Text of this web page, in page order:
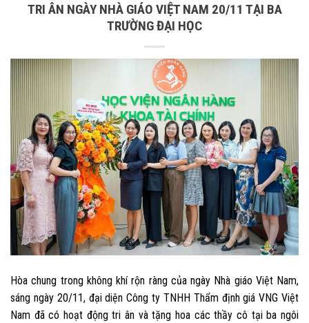
TRI ÂN NGÀY NHÀ GIÁO VIỆT NAM 20/11 TẠI BA
TRƯỜNG ĐẠI HỌC
Hòa chung trong không khí rộn ràng của ngày Nhà giáo Việt Nam,
sáng ngày 20/11, đại diện Công ty TNHH Thẩm định giá VNG Việt
Nam đã có hoạt động tri ân và tặng hoa các thầy cô tại ba ngôi